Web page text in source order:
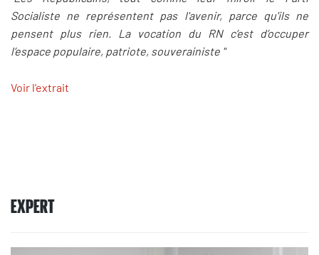
Socialiste ne représentent pas l'avenir, parce qu'ils ne
pensent plus rien. La vocation du RN c’est d’occuper
l’espace populaire, patriote, souverainiste "
Voir l'extrait
EXPERT